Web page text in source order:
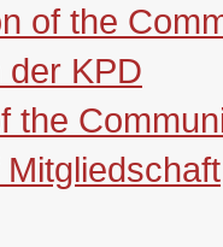
of the
der KPD
the